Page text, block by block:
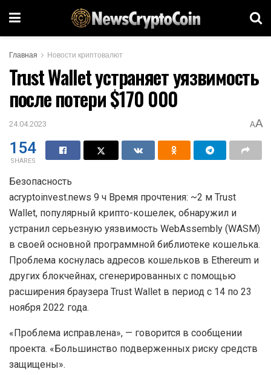
Главная Новости криптовалют
Trust Wallet устраняет уязвимость
после потери $170 000
24.04.2023 AA
154
SHARES
Безопасность
acryptoinvest.news 9 ч Время прочтения: ~2 м Trust
Wallet, популярный крипто-кошелек, обнаружил и
устранил серьезную уязвимость WebAssembly (WASM)
в своей основной программной библиотеке кошелька.
Проблема коснулась адресов кошельков в Ethereum и
других блокчейнах, сгенерированных с помощью
расширения браузера Trust Wallet в период с 14 по 23
ноября 2022 года.
«Проблема исправлена», — говорится в сообщении
проекта. «Большинство подверженных риску средств
защищены».